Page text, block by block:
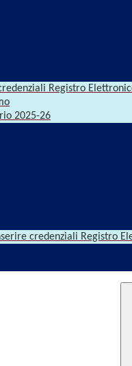
Registro
2025-26
credenziali Registro